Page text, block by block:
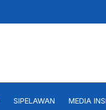
SIPELAWAN MEDIA